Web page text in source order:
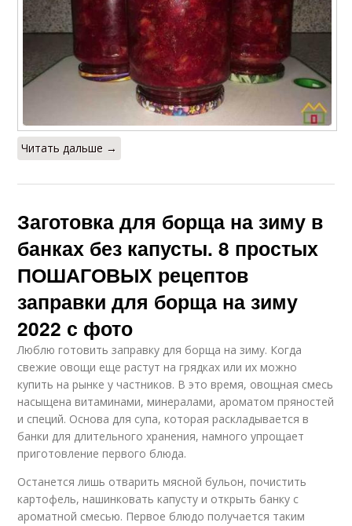
Читать дальше →
Заготовка для борща на зиму в
банках без капусты. 8 простых
ПОШАГОВЫХ рецептов
заправки для борща на зиму
2022 с фото
Люблю готовить заправку для борща на зиму. Когда
свежие овощи еще растут на грядках или их можно
купить на рынке у частников. В это время, овощная смесь
насыщена витаминами, минералами, ароматом пряностей
и специй. Основа для супа, которая раскладывается в
банки для длительного хранения, намного упрощает
приготовление первого блюда.
Останется лишь отварить мясной бульон, почистить
картофель, нашинковать капусту и открыть банку с
ароматной смесью. Первое блюдо получается таким